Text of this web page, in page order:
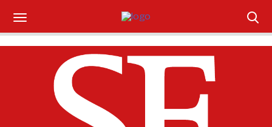
Suscríbase
Iniciar sesión
Portada